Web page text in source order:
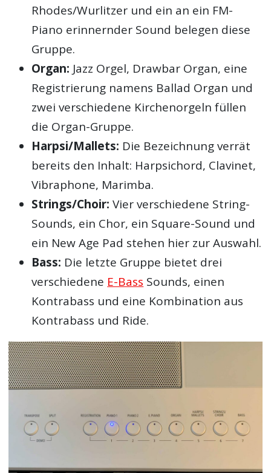
Rhodes/Wurlitzer und ein an ein FM-
Piano erinnernder Sound belegen diese
Gruppe.
Organ: Jazz Orgel, Drawbar Organ, eine
Registrierung namens Ballad Organ und
zwei verschiedene Kirchenorgeln füllen
die Organ-Gruppe.
Harpsi/Mallets: Die Bezeichnung verrät
bereits den Inhalt: Harpsichord, Clavinet,
Vibraphone, Marimba.
Strings/Choir: Vier verschiedene String-
Sounds, ein Chor, ein Square-Sound und
ein New Age Pad stehen hier zur Auswahl.
Bass: Die letzte Gruppe bietet drei
verschiedene E-Bass Sounds, einen
Kontrabass und eine Kombination aus
Kontrabass und Ride.